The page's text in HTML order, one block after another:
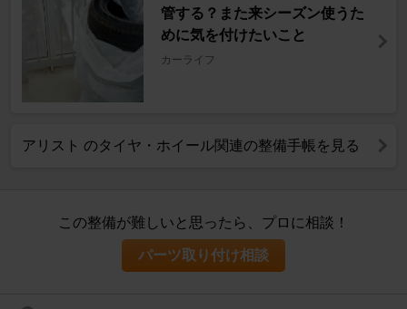
管する？また来シーズン使うた
めに気を付けたいこと
カーライフ
アリスト のタイヤ・ホイール関連の整備手帳を見る
この整備が難しいと思ったら、プロに相談！
パーツ取り付け相談